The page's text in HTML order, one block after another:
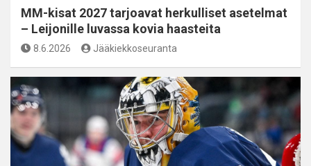
MM-kisat 2027 tarjoavat herkulliset asetelmat
– Leijonille luvassa kovia haasteita
8.6.2026 Jääkiekkoseuranta